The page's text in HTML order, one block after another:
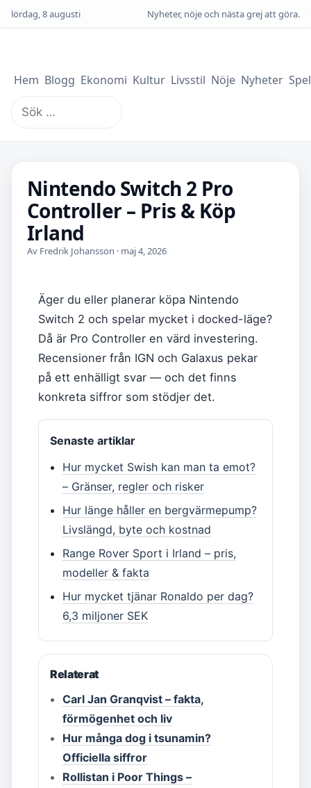
lördag, 8 augusti Nyheter, nöje och nästa grej att göra.
Hem Blogg Ekonomi Kultur Livsstil Nöje Nyheter Spel
Sök
efter:
Nintendo Switch 2 Pro
Controller – Pris & Köp
Irland
Av Fredrik Johansson · maj 4, 2026
Äger du eller planerar köpa Nintendo
Switch 2 och spelar mycket i docked-läge?
Då är Pro Controller en värd investering.
Recensioner från IGN och Galaxus pekar
på ett enhälligt svar — och det finns
konkreta siffror som stödjer det.
Senaste artiklar
Hur mycket Swish kan man ta emot?
– Gränser, regler och risker
Hur länge håller en bergvärmepump?
Livslängd, byte och kostnad
Range Rover Sport i Irland – pris,
modeller & fakta
Hur mycket tjänar Ronaldo per dag?
6,3 miljoner SEK
Relaterat
Carl Jan Granqvist – fakta,
förmögenhet och liv
Hur många dog i tsunamin?
Officiella siffror
Rollistan i Poor Things –